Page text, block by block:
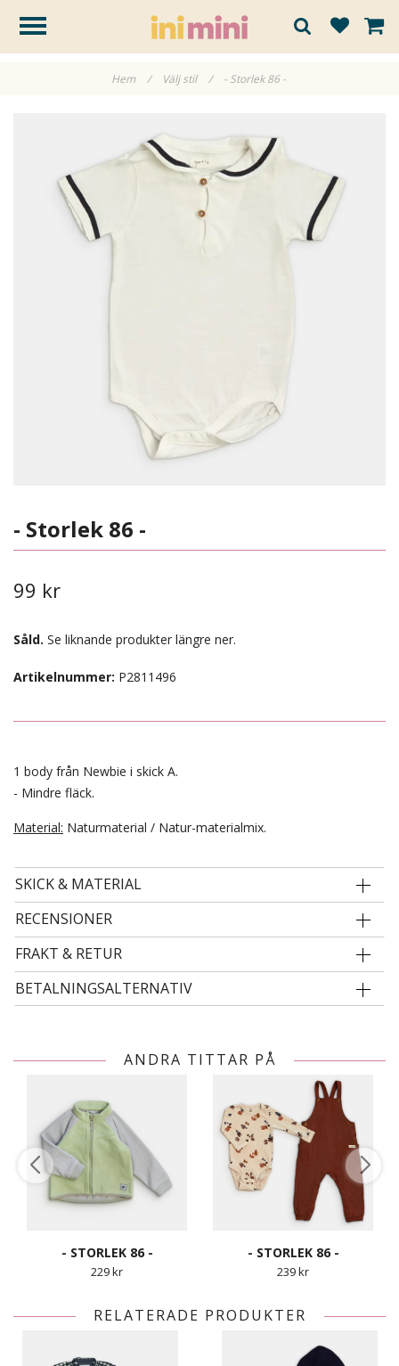
Hem / Välj stil / - Storlek 86 -
- Storlek 86 -
99 kr
Såld. Se liknande produkter längre ner.
Artikelnummer: P2811496
1 body från Newbie i skick A.
- Mindre fläck.
Material: Naturmaterial / Natur-materialmix.
SKICK & MATERIAL
RECENSIONER
FRAKT & RETUR
BETALNINGSALTERNATIV
ANDRA TITTAR PÅ
- STORLEK 86 -
229 kr
- STORLEK 86 -
239 kr
RELATERADE PRODUKTER